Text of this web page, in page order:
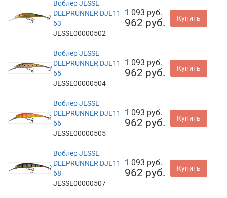
Воблер JESSE
DEEPRUNNER DJE11
63
JESSE00000502
1 093 руб.
962 руб. Купить
Воблер JESSE
DEEPRUNNER DJE11
65
JESSE00000504
1 093 руб.
962 руб. Купить
Воблер JESSE
DEEPRUNNER DJE11
66
JESSE00000505
1 093 руб.
962 руб. Купить
Воблер JESSE
DEEPRUNNER DJE11
68
JESSE00000507
1 093 руб.
962 руб. Купить